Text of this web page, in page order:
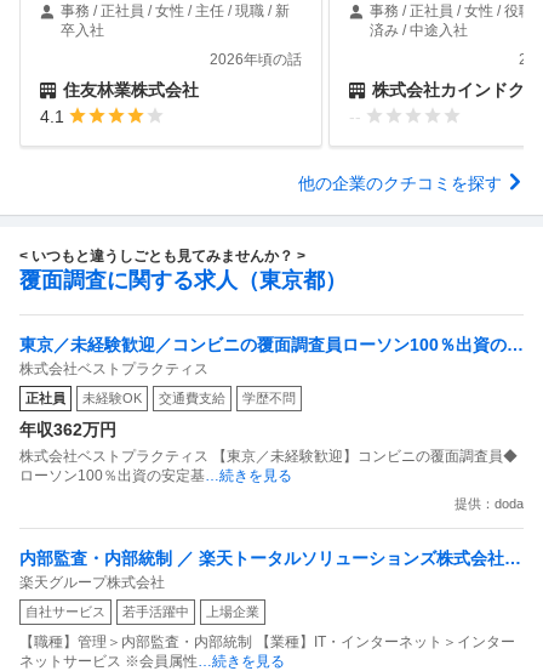
事務 / 正社員 / 女性 / 主任 / 現職 / 新
卒入社
2026年頃の話
住友林業株式会社
4.1
事務 / 正社員 / 女性 / 役職
済み / 中途入社
株式会社カインドク
--
他の企業のクチコミを探す
< いつもと違うしごとも見てみませんか？ >
覆面調査に関する求人（東京都）
東京／未経験歓迎／コンビニの覆面調査員ローソン100％出資の安
定基盤／月５日在宅／残業月10時間
株式会社ベストプラクティス
正社員 未経験OK 交通費支給 学歴不問
年収362万円
株式会社ベストプラクティス 【東京／未経験歓迎】コンビニの覆面調査員◆
ローソン100％出資の安定基 …続きを見る
提供：doda
内部監査・内部統制 ／ 楽天トータルソリューションズ株式会社
戦略事業コンプライアンス支援部 業務統制支援課：ショップコン
プライアンス推進担当（SBCSD）
楽天グループ株式会社
自社サービス 若手活躍中 上場企業
【職種】管理＞内部監査・内部統制 【業種】IT・インターネット＞インター
ネットサービス ※会員属性 …続きを見る